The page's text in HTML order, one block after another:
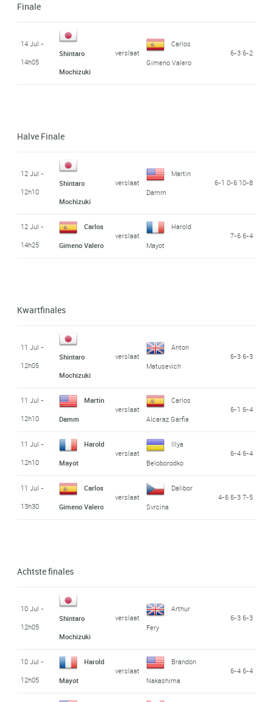
Finale
14 Jul -
14h05
Shintaro
Mochizuki
verslaat
Carlos
Gimeno Valero
6-3 6-2
Halve Finale
12 Jul -
12h10
Shintaro
Mochizuki
verslaat
Martin
Damm
6-1 0-6 10-8
12 Jul -
14h25
Carlos
Gimeno Valero
verslaat
Harold
Mayot
7-6 6-4
Kwartfinales
11 Jul -
12h05
Shintaro
Mochizuki
verslaat
Anton
Matusevich
6-3 6-3
11 Jul -
12h10
Martin
Damm
verslaat
Carlos
Alcaraz Garfia
6-1 6-4
11 Jul -
12h10
Harold
Mayot
verslaat
Illya
Beloborodko
6-4 6-4
11 Jul -
13h30
Carlos
Gimeno Valero
verslaat
Dalibor
Svrcina
4-6 6-3 7-5
Achtste finales
10 Jul -
12h05
Shintaro
Mochizuki
verslaat
Arthur
Fery
6-3 6-3
10 Jul -
12h05
Harold
Mayot
verslaat
Brandon
Nakashima
6-4 6-4